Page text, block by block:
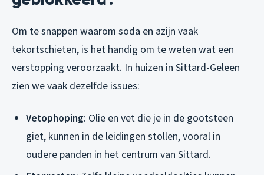
Om te snappen waarom soda en azijn vaak
tekortschieten, is het handig om te weten wat een
verstopping veroorzaakt. In huizen in Sittard-Geleen
zien we vaak dezelfde issues:
Vetophoping: Olie en vet die je in de gootsteen
giet, kunnen in de leidingen stollen, vooral in
oudere panden in het centrum van Sittard.